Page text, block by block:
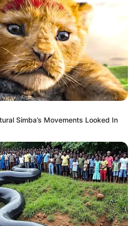
Simba’s Movements Looked In